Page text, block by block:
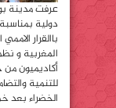
دولية
باالقرار
المغربية و
أكاديميون
للتنمية
الخضراء